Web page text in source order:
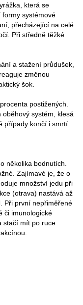
která se
systémové
přecházející na celé
Při středně těžké
a stažení průdušek,
změnou
šok.
postižených.
oběhový systém, klesá
případy končí i smrtí.
několika bodnutích.
Zajímavé je, že o
množství jedu při
(otrava) nastává až
Při první nepřiměřené
či imunologické
stačí mít po ruce